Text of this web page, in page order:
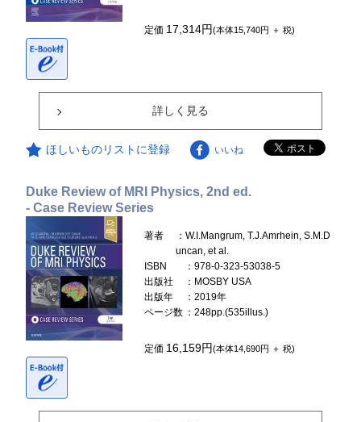
定価 17,314円(本体15,740円 ＋ 税)
詳しく見る
ほしいものリストに登録 いいね
Duke Review of MRI Physics, 2nd ed.
- Case Review Series
著者
：W.I.Mangrum, T.J.Amrhein, S.M.D
uncan, et al.
ISBN
：978-0-323-53038-5
出版社
：MOSBY USA
出版年
：2019年
ページ数 ：248pp.(535illus.)
定価 16,159円(本体14,690円 ＋ 税)